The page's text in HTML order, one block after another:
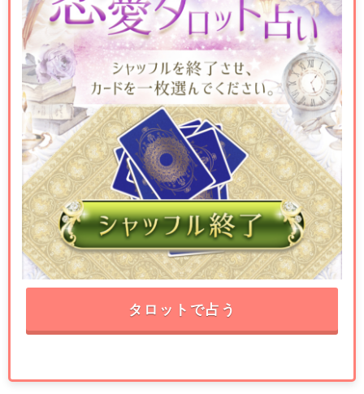
タロットで占う